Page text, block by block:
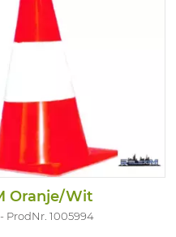
Oranje/Wit
ProdNr. 1005994